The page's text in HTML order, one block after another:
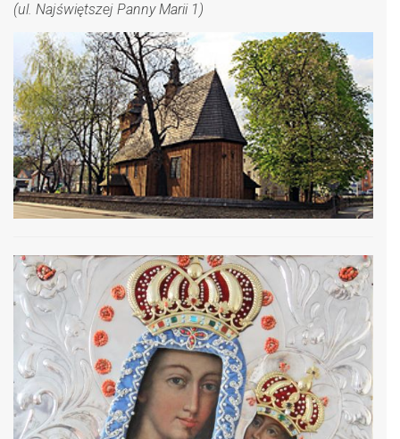
(ul. Najświętszej Panny Marii 1)